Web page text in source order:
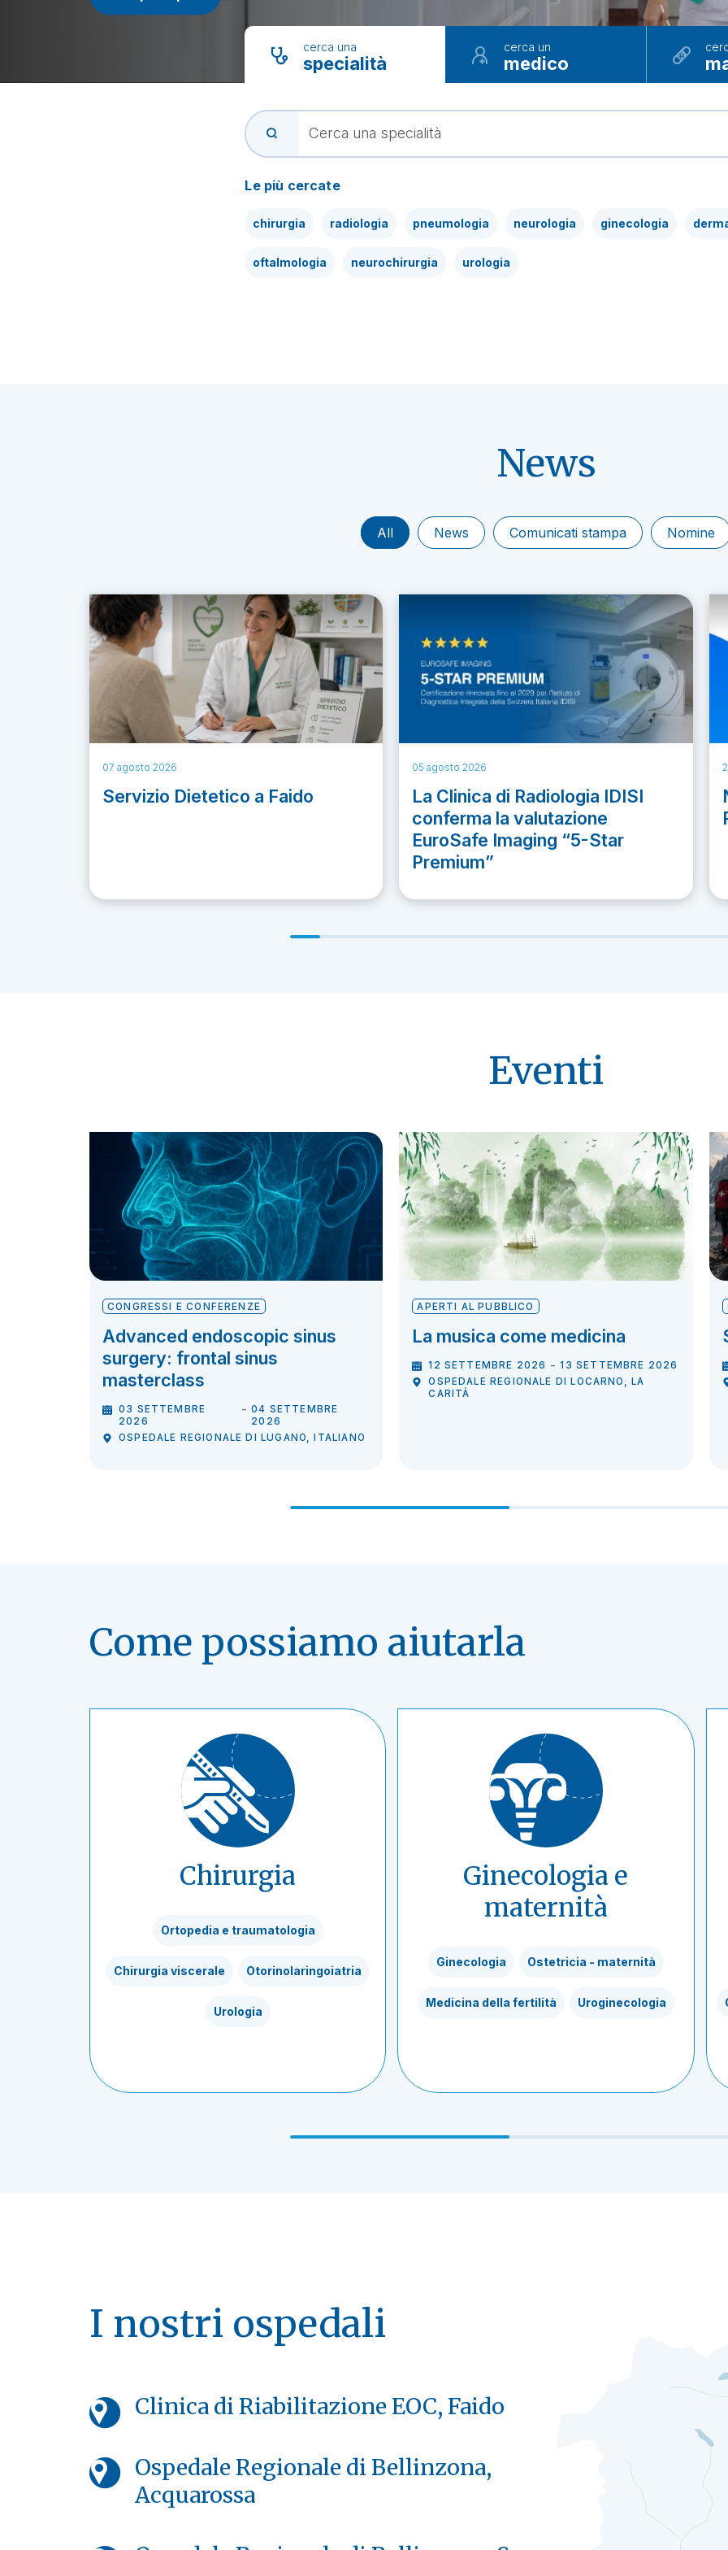
cerca una
specialità
cerca un
medico
Le più cercate
chirurgia radiologia pneumologia neurologia ginecologia
oftalmologia neurochirurgia urologia
News
All News Comunicati stampa Nomine
07 agosto 2026
Servizio Dietetico a Faido
05 agosto 2026
La Clinica di Radiologia IDISI
conferma la valutazione
EuroSafe Imaging “5-Star
Premium”
Eventi
CONGRESSI E CONFERENZE
03 SETTEMBRE
2026
-04 SETTEMBRE
2026
OSPEDALE REGIONALE DI LUGANO, ITALIANO
Advanced endoscopic sinus
surgery: frontal sinus
masterclass
APERTI AL PUBBLICO
12 SETTEMBRE 2026 -13 SETTEMBRE 2026
OSPEDALE REGIONALE DI LOCARNO, LA
CARITÀ
La musica come medicina
Come possiamo aiutarla
Chirurgia
Ortopedia e traumatologia
Chirurgia viscerale Otorinolaringoiatria
Urologia
Ginecologia e
maternità
Ginecologia Ostetricia - maternità
Medicina della fertilità Uroginecologia
I nostri ospedali
Clinica di Riabilitazione EOC, Faido
Ospedale Regionale di Bellinzona,
Acquarossa